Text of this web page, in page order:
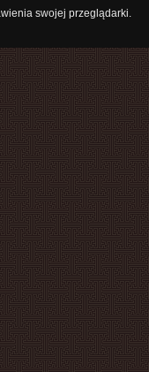
swojej przeglądarki.